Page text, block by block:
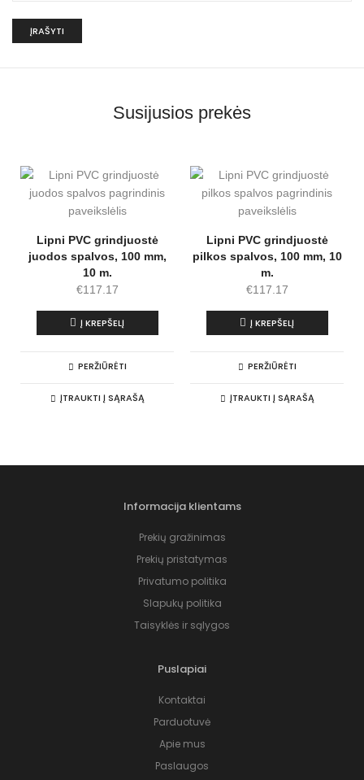
:
Susijusios prekės
Lipni PVC grindjuostė
juodos spalvos, 100 mm,
10 m.
€117.17
Į KREPŠELĮ
PERŽIŪRĖTI
ĮTRAUKTI Į SĄRAŠĄ
Lipni PVC grindjuostė
pilkos spalvos, 100 mm, 10
m.
€117.17
Į KREPŠELĮ
PERŽIŪRĖTI
ĮTRAUKTI Į SĄRAŠĄ
Informacija klientams
Prekių gražinimas
Prekių pristatymas
Privatumo politika
Slapukų politika
Taisyklės ir sąlygos
Puslapiai
Kontaktai
Parduotuvė
Apie mus
Paslaugos